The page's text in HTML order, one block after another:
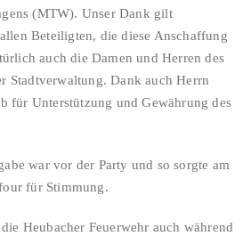
(MTW). Unser Dank gilt
Beteiligten, die diese Anschaffung
auch die Damen und Herren des
Stadtverwaltung. Dank auch Herrn
für Unterstützung und Gewährung des
war vor der Party und so sorgte am
für Stimmung.
Heubacher Feuerwehr auch während